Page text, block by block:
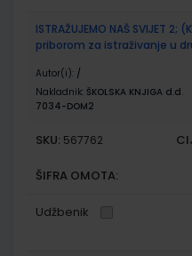
ISTRAŽUJEMO NAŠ SVIJET
priborom za istraživanje u
Autor(i): /
Nakladnik: ŠKOLSKA KNJIGA d.d.
7034-DOM2
SKU: 567762
ŠIFRA OMOTA:
Udžbenik